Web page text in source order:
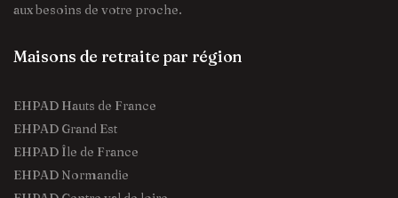
aux besoins de votre proche.
Maisons de retraite par région
EHPAD Hauts de France
EHPAD Grand Est
EHPAD Île de France
EHPAD Normandie